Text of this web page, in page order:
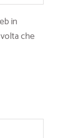
in
che